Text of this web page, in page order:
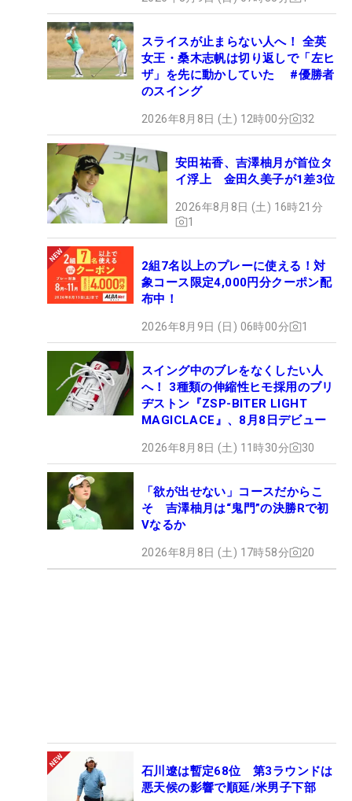
スライスが止まらない人へ！ 全英
女王・桑木志帆は切り返しで「左ヒ
ザ」を先に動かしていた #優勝者
のスイング
2026年8月8日 (土) 12時00分 32
安田祐香、吉澤柚月が首位タ
イ浮上 金田久美子が1差3位
2026年8月8日 (土) 16時21分
1
2組7名以上のプレーに使える！対
象コース限定4,000円分クーポン配
布中！
2026年8月9日 (日) 06時00分 1
スイング中のブレをなくしたい人
へ！ 3種類の伸縮性ヒモ採用のブリ
ヂストン『ZSP-BITER LIGHT
MAGICLACE』、8月8日デビュー
2026年8月8日 (土) 11時30分 30
「欲が出せない」コースだからこ
そ 吉澤柚月は“鬼門”の決勝Rで初
Vなるか
2026年8月8日 (土) 17時58分 20
石川遼は暫定68位 第3ラウンドは
悪天候の影響で順延/米男子下部